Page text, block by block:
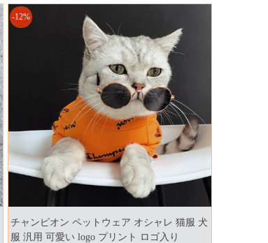
-12%
チャンピオン ペットウェア オシャレ 猫服 犬
服 汎用 可愛い logo プリント ロゴ入り